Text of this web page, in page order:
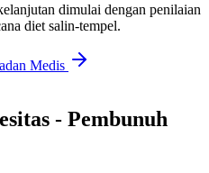
dimulai dengan penilaian
diet salin-tempel.
Medis
- Pembunuh